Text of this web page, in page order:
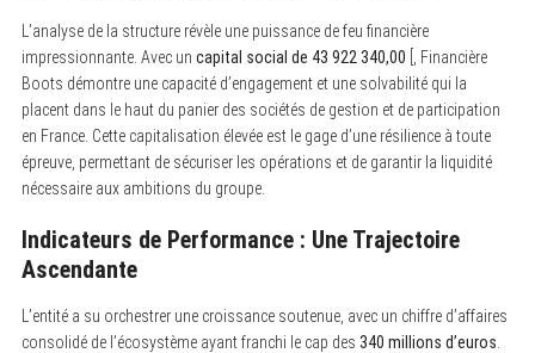
L’analyse de la structure révèle une puissance de feu financière
impressionnante. Avec un capital social de 43 922 340,00
[, Financière
Boots démontre une capacité d’engagement et une solvabilité qui la
placent dans le haut du panier des sociétés de gestion et de participation
en France. Cette capitalisation élevée est le gage d’une résilience à toute
épreuve, permettant de sécuriser les opérations et de garantir la liquidité
nécessaire aux ambitions du groupe.
Indicateurs de Performance : Une Trajectoire
Ascendante
L’entité a su orchestrer une croissance soutenue, avec un chiffre d’affaires
consolidé de l’écosystème ayant franchi le cap des 340 millions d’euros